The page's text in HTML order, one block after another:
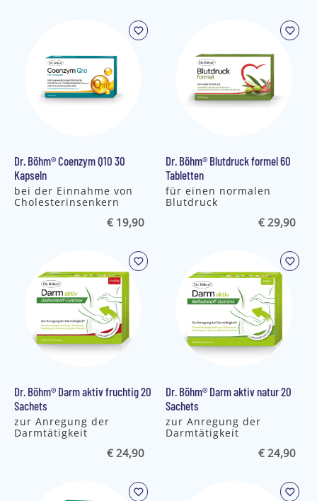
Dr. Böhm® Coenzym Q10 30
Kapseln
bei der Einnahme von
Cholesterinsenkern
€ 19,90
Dr. Böhm® Blutdruck formel 60
Tabletten
für einen normalen
Blutdruck
€ 29,90
Dr. Böhm® Darm aktiv fruchtig 20
Sachets
zur Anregung der
Darmtätigkeit
€ 24,90
Dr. Böhm® Darm aktiv natur 20
Sachets
zur Anregung der
Darmtätigkeit
€ 24,90